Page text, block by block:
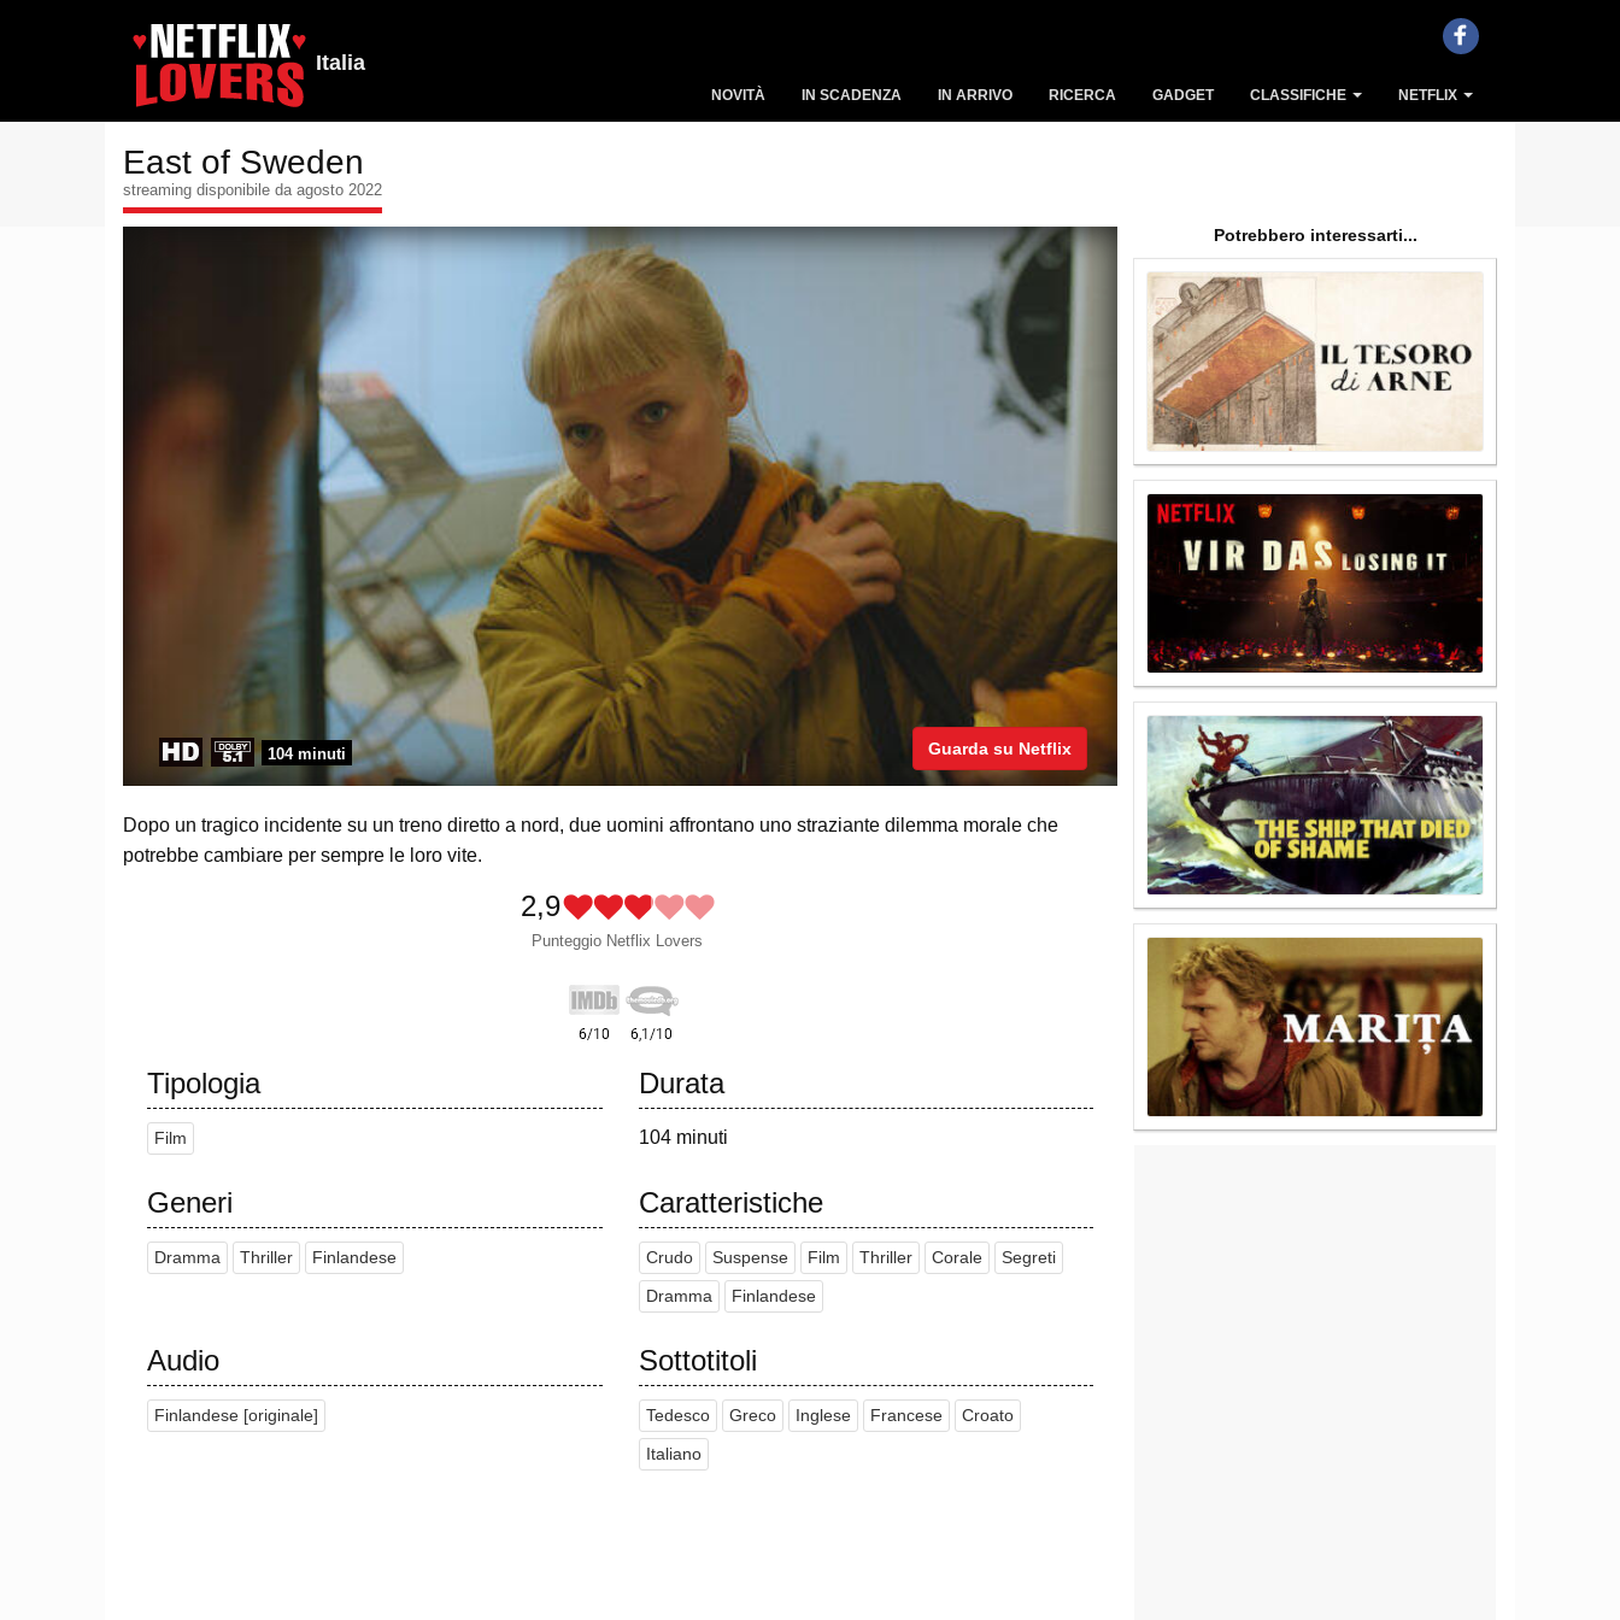
Italia
NOVITÀ IN SCADENZA IN ARRIVO RICERCA GADGET CLASSIFICHE NETFLIX
East of Sweden
streaming disponibile da agosto 2022
104 minuti Guarda su Netflix
Dopo un tragico incidente su un treno diretto a nord, due uomini affrontano uno straziante dilemma morale che
potrebbe cambiare per sempre le loro vite.
2,9
Punteggio Netflix Lovers
Tipologia
Film
Durata
104 minuti
Generi
Dramma Thriller Finlandese
Caratteristiche
Crudo Suspense Film Thriller Corale Segreti
Dramma Finlandese
Audio
Finlandese [originale]
Sottotitoli
Tedesco Greco Inglese Francese Croato
Italiano
Potrebbero interessarti...